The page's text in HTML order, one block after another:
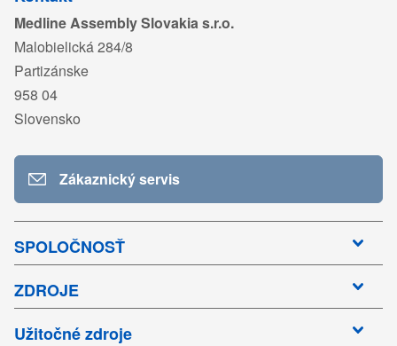
Medline Assembly Slovakia s.r.o.
Malobielická 284/8
Partizánske
958 04
Slovensko
Zákaznický servis
SPOLOČNOSŤ
ZDROJE
Užitočné zdroje